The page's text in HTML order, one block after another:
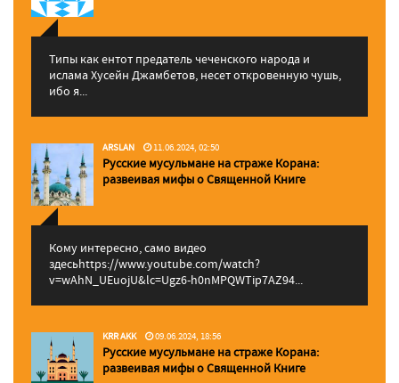
Типы как ентот предатель чеченского народа и
ислама Хусейн Джамбетов, несет откровенную чушь,
ибо я...
ARSLAN 11.06.2024, 02:50
Русские мусульмане на страже Корана:
pазвеивая мифы о Священной Книге
Кому интересно, само видео
здесьhttps://www.youtube.com/watch?
v=wAhN_UEuojU&lc=Ugz6-h0nMPQWTip7AZ94...
KRR AKK 09.06.2024, 18:56
Русские мусульмане на страже Корана:
pазвеивая мифы о Священной Книге